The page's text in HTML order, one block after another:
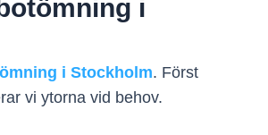
i
i Stockholm. Först
vi ytorna vid behov.